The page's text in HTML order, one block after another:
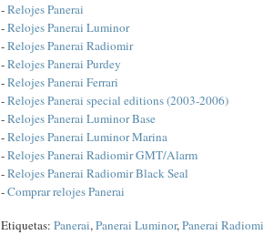
-Relojes Panerai
-Relojes Panerai Luminor
-Relojes Panerai Radiomir
-Relojes Panerai Purdey
-Relojes Panerai Ferrari
-Relojes Panerai special editions (2003-2006)
-Relojes Panerai Luminor Base
-Relojes Panerai Luminor Marina
-Relojes Panerai Radiomir GMT/Alarm
-Relojes Panerai Radiomir Black Seal
-Comprar relojes Panerai
Etiquetas: Panerai,Panerai Luminor,Panerai